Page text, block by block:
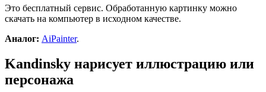
Это бесплатный сервис. Обработанную картинку можно
скачать на компьютер в исходном качестве.
Аналог: AiPainter.
Kandinsky нарисует иллюстрацию или
персонажа